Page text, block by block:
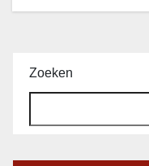
Zoeken